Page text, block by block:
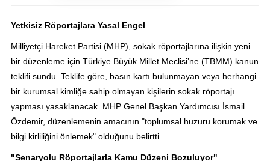
Yetkisiz Röportajlara Yasal Engel
Milliyetçi Hareket Partisi (MHP), sokak röportajlarına ilişkin yeni
bir düzenleme için Türkiye Büyük Millet Meclisi’ne (TBMM) kanun
teklifi sundu. Teklife göre, basın kartı bulunmayan veya herhangi
bir kurumsal kimliğe sahip olmayan kişilerin sokak röportajı
yapması yasaklanacak. MHP Genel Başkan Yardımcısı İsmail
Özdemir, düzenlemenin amacının "toplumsal huzuru korumak ve
bilgi kirliliğini önlemek" olduğunu belirtti.
"Senaryolu Röportajlarla Kamu Düzeni Bozuluyor"